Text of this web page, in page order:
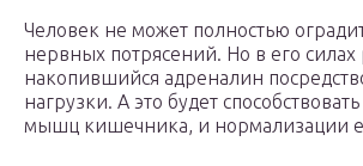
Человек не может полностью
нервных потрясений. Но в его силах
накопившийся адреналин
нагрузки. А это будет
мышц кишечника, и нормализации